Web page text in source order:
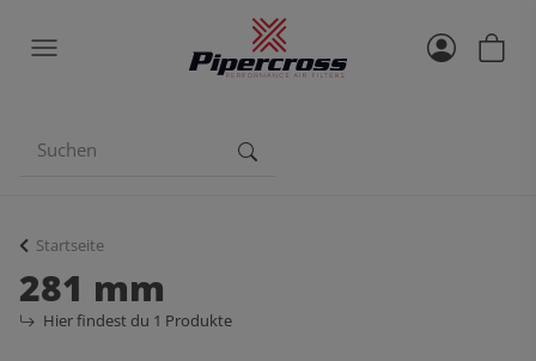
Startseite
281 mm
Hier findest du 1 Produkte